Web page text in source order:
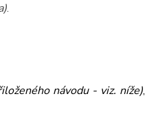
.
návodu - viz. níže),